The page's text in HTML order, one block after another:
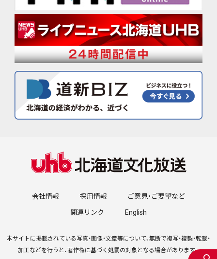
会社情報 採用情報 ご意見・ご要望など
関連リンク English
本サイトに掲載されている写真・画像・文章等について、無断で複写・複製・転載・
加工などを行うと、著作権に基づく処罰の対象となる場合があります。